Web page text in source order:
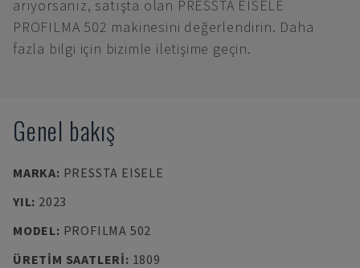
arıyorsanız, satışta olan PRESSTA EISELE
PROFILMA 502 makinesini değerlendirin. Daha
fazla bilgi için bizimle iletişime geçin.
Genel bakış
MARKA: PRESSTA EISELE
YIL: 2023
MODEL: PROFILMA 502
ÜRETIM SAATLERI: 1809